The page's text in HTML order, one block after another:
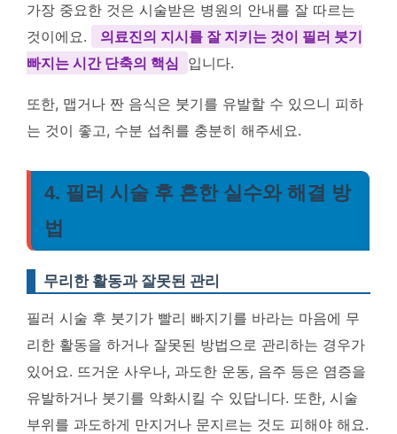
가장 중요한 것은 시술받은 병원의 안내를 잘 따르는
것이에요.
의료진의 지시를 잘 지키는 것이 필러 붓기
빠지는 시간 단축의 핵심
입니다.
또한, 맵거나 짠 음식은 붓기를 유발할 수 있으니 피하
는 것이 좋고, 수분 섭취를 충분히 해주세요.
4. 필러 시술 후 흔한 실수와 해결 방
법
무리한 활동과 잘못된 관리
필러 시술 후 붓기가 빨리 빠지기를 바라는 마음에 무
리한 활동을 하거나 잘못된 방법으로 관리하는 경우가
있어요. 뜨거운 사우나, 과도한 운동, 음주 등은 염증을
유발하거나 붓기를 악화시킬 수 있답니다. 또한, 시술
부위를 과도하게 만지거나 문지르는 것도 피해야 해요.